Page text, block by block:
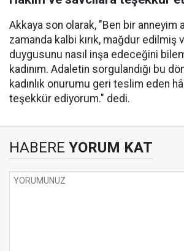
Akkaya son olarak, "Ben bir anneyim
zamanda kalbi kırık, mağdur edilmiş
duygusunu nasıl inşa edeceğini
kadınım. Adaletin sorgulandığı bu
kadınlık onurumu geri teslim eden
teşekkür ediyorum." dedi.
HABERE YORUM KAT